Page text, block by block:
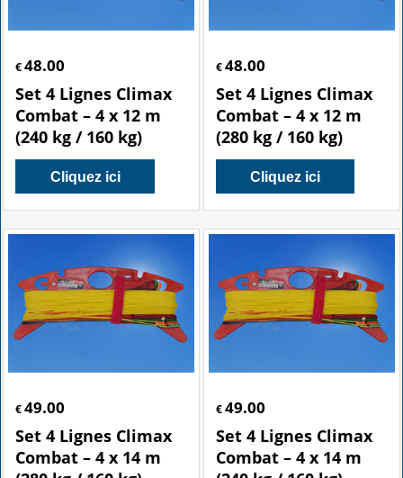
€ 48.00
Set 4 Lignes Climax
Combat – 4 x 12 m
(240 kg / 160 kg)
Cliquez ici
€48.00
Set 4 Lignes Climax
Combat – 4 x 12 m
(280 kg / 160 kg)
Cliquez ici
€ 49.00
Set 4 Lignes Climax
Combat – 4 x 14 m
€49.00
Set 4 Lignes Climax
Combat – 4 x 14 m